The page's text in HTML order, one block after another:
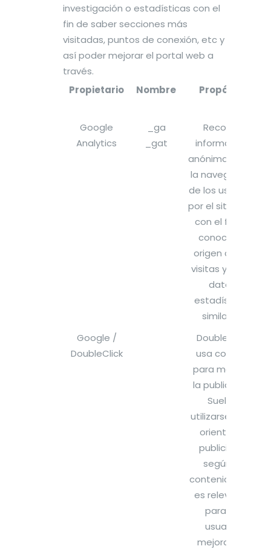
investigación o estadísticas con el
fin de saber secciones más
visitadas, puntos de conexión, etc y
así poder mejorar el portal web a
través.
Propietario
Nombre Propósito
Google
Analytics
_ga
_gat
Recopila
información
anónima sobre
la navegación
de los usuarios
por el sitio web
con el fin de
conocer el
origen de las
visitas y otros
datos
estadísticos
similares.
Google /
DoubleClick
DoubleClick
usa cookies
para mejorar
la publicidad.
Suelen
utilizarse para
orientar la
publicidad
según el
contenido que
es relevante
para un
usuario,
mejorar los